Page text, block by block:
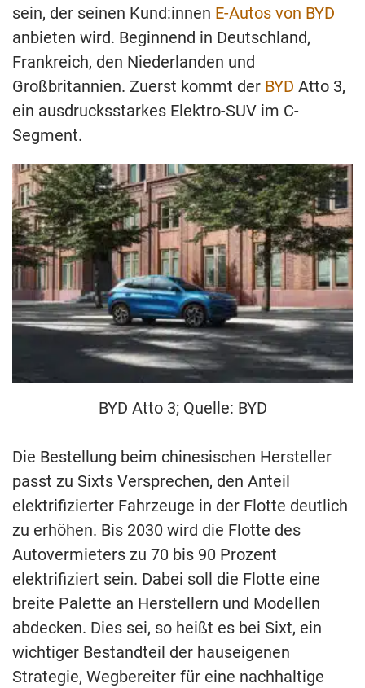
sein, der seinen Kund:innen E-Autos von BYD
anbieten wird. Beginnend in Deutschland,
Frankreich, den Niederlanden und
Großbritannien. Zuerst kommt der BYD Atto 3,
ein ausdrucksstarkes Elektro-SUV im C-
Segment.
BYD Atto 3; Quelle: BYD
Die Bestellung beim chinesischen Hersteller
passt zu Sixts Versprechen, den Anteil
elektrifizierter Fahrzeuge in der Flotte deutlich
zu erhöhen. Bis 2030 wird die Flotte des
Autovermieters zu 70 bis 90 Prozent
elektrifiziert sein. Dabei soll die Flotte eine
breite Palette an Herstellern und Modellen
abdecken. Dies sei, so heißt es bei Sixt, ein
wichtiger Bestandteil der hauseigenen
Strategie, Wegbereiter für eine nachhaltige